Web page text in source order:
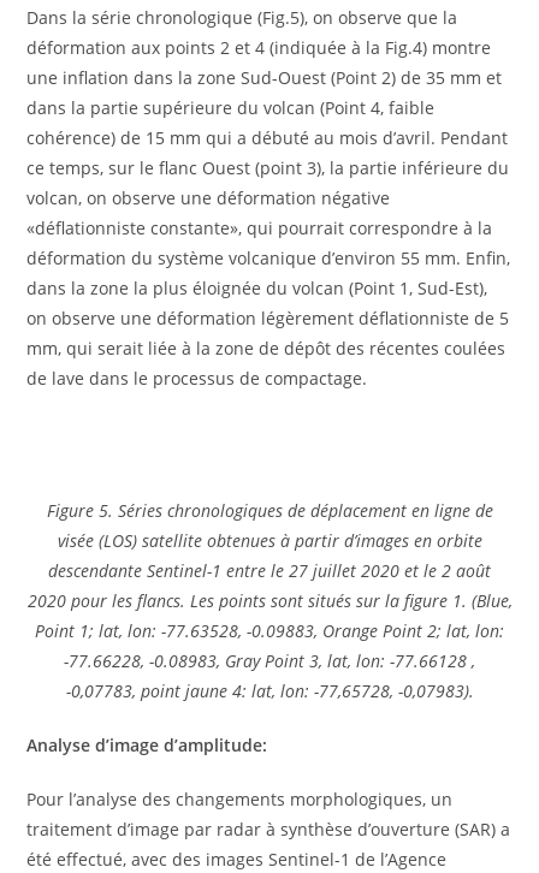
Dans la série chronologique (Fig.5), on observe que la
déformation aux points 2 et 4 (indiquée à la Fig.4) montre
une inflation dans la zone Sud-Ouest (Point 2) de 35 mm et
dans la partie supérieure du volcan (Point 4, faible
cohérence) de 15 mm qui a débuté au mois d’avril. Pendant
ce temps, sur le flanc Ouest (point 3), la partie inférieure du
volcan, on observe une déformation négative
«déflationniste constante», qui pourrait correspondre à la
déformation du système volcanique d’environ 55 mm. Enfin,
dans la zone la plus éloignée du volcan (Point 1, Sud-Est),
on observe une déformation légèrement déflationniste de 5
mm, qui serait liée à la zone de dépôt des récentes coulées
de lave dans le processus de compactage.
Figure 5. Séries chronologiques de déplacement en ligne de
visée (LOS) satellite obtenues à partir d’images en orbite
descendante Sentinel-1 entre le 27 juillet 2020 et le 2 août
2020 pour les flancs. Les points sont situés sur la figure 1. (Blue,
Point 1; lat, lon: -77.63528, -0.09883, Orange Point 2; lat, lon:
-77.66228, -0.08983, Gray Point 3, lat, lon: -77.66128 ,
-0,07783, point jaune 4: lat, lon: -77,65728, -0,07983).
Analyse d’image d’amplitude:
Pour l’analyse des changements morphologiques, un
traitement d’image par radar à synthèse d’ouverture (SAR) a
été effectué, avec des images Sentinel-1 de l’Agence